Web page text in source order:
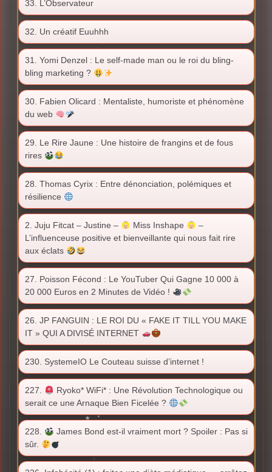
33. L’Observateur
32. Un créatif Euuhhh
31. Yomi Denzel : Le self-made man ou le roi du bling-
bling marketing ?
30. Fabien Olicard : Mentaliste, humoriste et phénomène
du web
29. Le Rire Jaune : Une histoire de frangins et de fous
rires
28. Thomas Cyrix : Entre dénonciation, polémiques et
résilience
2. Juju Fitcat – Justine – Miss Inshape
–
L’influenceuse positive et bienveillante qui nous fait rire
aux éclats
27. Poisson Fécond : Le YouTuber Qui Gagne 10 000 à
20 000 Euros en 2 Minutes de Vidéo !
26. JP FANGUIN : LE ROI DU « FAKE IT TILL YOU MAKE
IT » QUI A DIVISÉ INTERNET
230. SystemeIO Le Couteau suisse d’internet !
227.
Ryoko* WiFi* : Une Révolution Technologique ou
serait ce une Arnaque Bien Ficelée ?
228.
James Bond est-il vraiment mort ? Spoiler : Pas si
sûr.